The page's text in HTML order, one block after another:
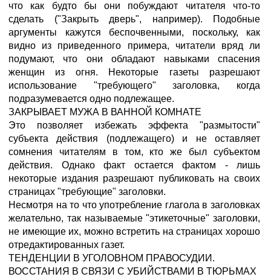
что как будто бы они побуждают читателя что-то
сделать ("Закрыть дверь", например). Подобные
аргументы кажутся беспочвенными, поскольку, как
видно из приведенного примера, читатели вряд ли
подумают, что они обладают навыками спасения
женщин из огня. Некоторые газеты разрешают
использование "требующего" заголовка, когда
подразумевается одно подлежащее.
ЗАКРЫВАЕТ МУЖА В ВАННОЙ КОМНАТЕ
Это позволяет избежать эффекта "размытости"
субъекта действия (подлежащего) и не оставляет
сомнения читателям в том, кто же был субъектом
действия. Однако факт остается фактом - лишь
некоторые издания разрешают публиковать на своих
страницах "требующие" заголовки.
Несмотря на то что употребление глагола в заголовках
желательно, так называемые "этикеточные" заголовки,
не имеющие их, можно встретить на страницах хорошо
отредактированных газет.
ТЕНДЕНЦИИ В УГОЛОВНОМ ПРАВОСУДИИ.
ВОССТАНИЯ В СВЯЗИ С УБИЙСТВАМИ В ТЮРЬМАХ